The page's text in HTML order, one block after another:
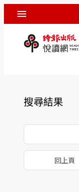
搜尋結果
回上頁